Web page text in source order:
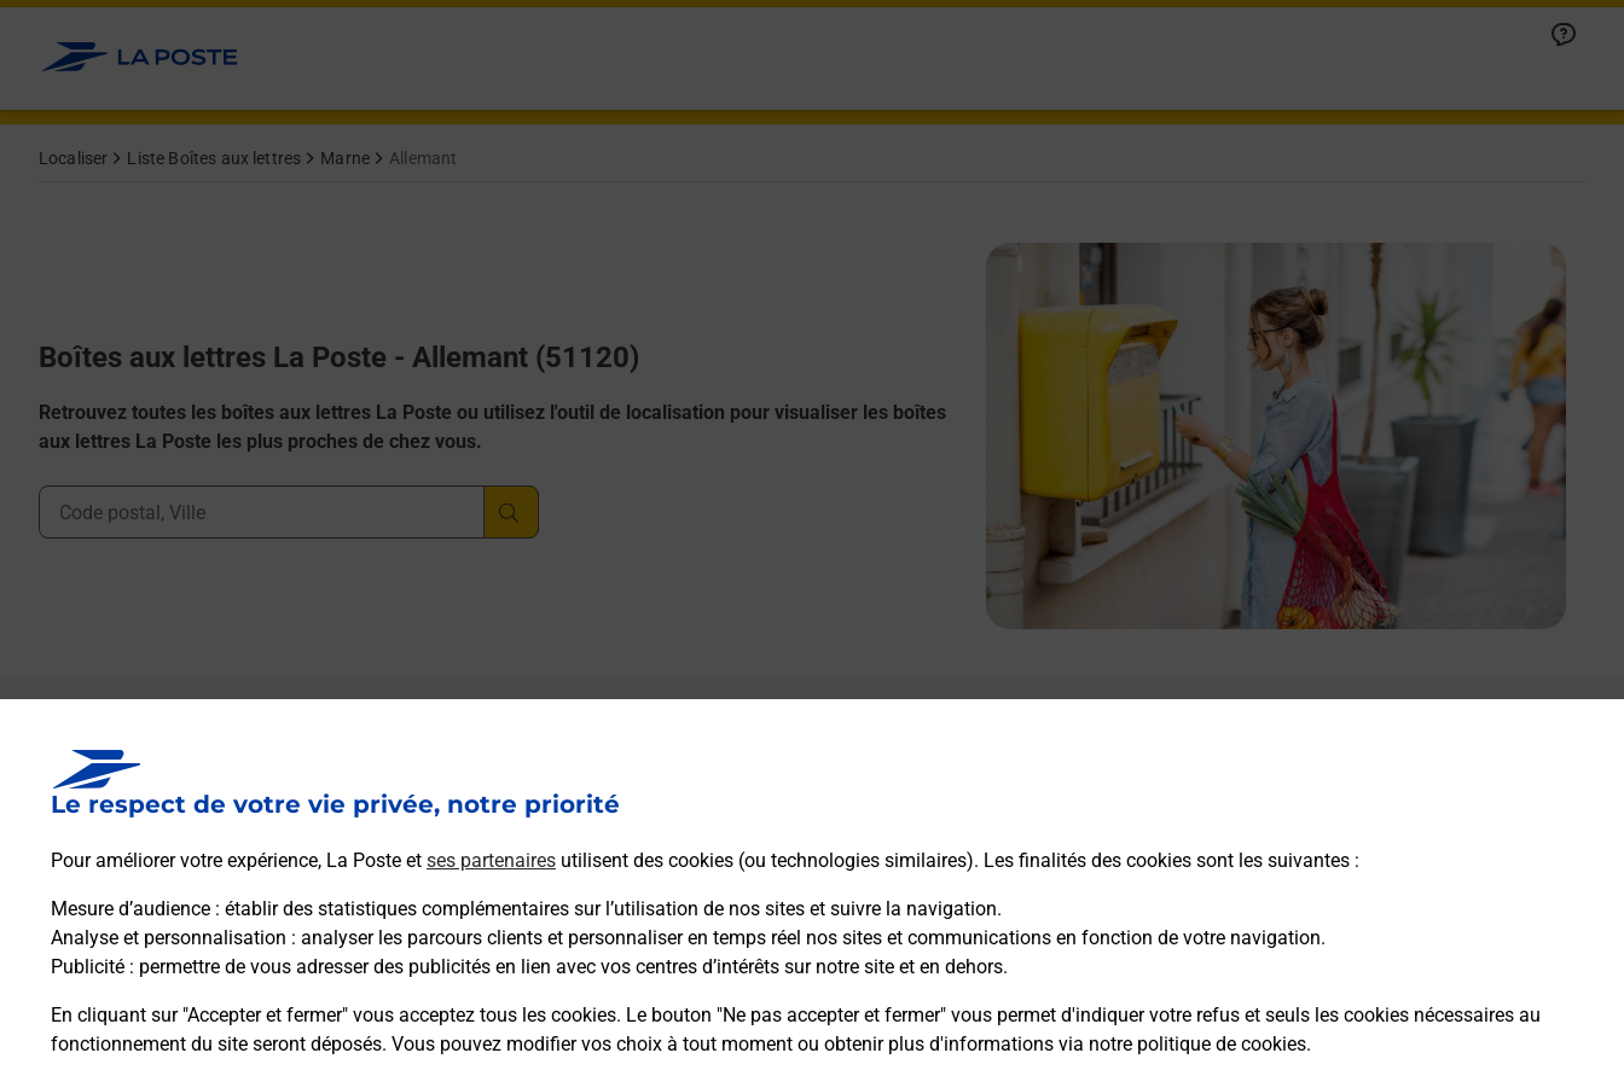
Le respect de votre vie privée, notre priorité
Pour améliorer votre expérience, La Poste et ses partenaires utilisent des cookies (ou technologies similaires). Les finalités des cookies sont les suivantes :
Mesure d’audience : établir des statistiques complémentaires sur l’utilisation de nos sites et suivre la navigation.
Analyse et personnalisation : analyser les parcours clients et personnaliser en temps réel nos sites et communications en fonction de votre navigation.
Publicité : permettre de vous adresser des publicités en lien avec vos centres d’intérêts sur notre site et en dehors.
En cliquant sur "Accepter et fermer" vous acceptez tous les cookies. Le bouton "Ne pas accepter et fermer" vous permet d'indiquer votre refus et seuls les cookies nécessaires au
fonctionnement du site seront déposés. Vous pouvez modifier vos choix à tout moment ou obtenir plus d'informations via notre politique de cookies.
Allez au contenu
Localiser Liste Boîtes aux lettres Marne Allemant
Boîtes aux lettres La Poste - Allemant (51120)
Retrouvez toutes les boîtes aux lettres La Poste ou utilisez l'outil de localisation pour visualiser les boîtes
aux lettres La Poste les plus proches de chez vous.
Ville, Département, Code Postal
Boîte aux lettres La Poste
Prochaine collecte du courrier lundià 08h30
2 Rue De Signy
Itinéraire